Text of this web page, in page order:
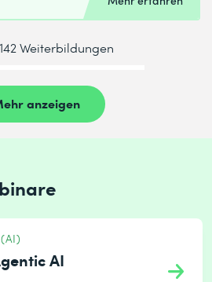
Weiterbildungen
anzeigen
AI